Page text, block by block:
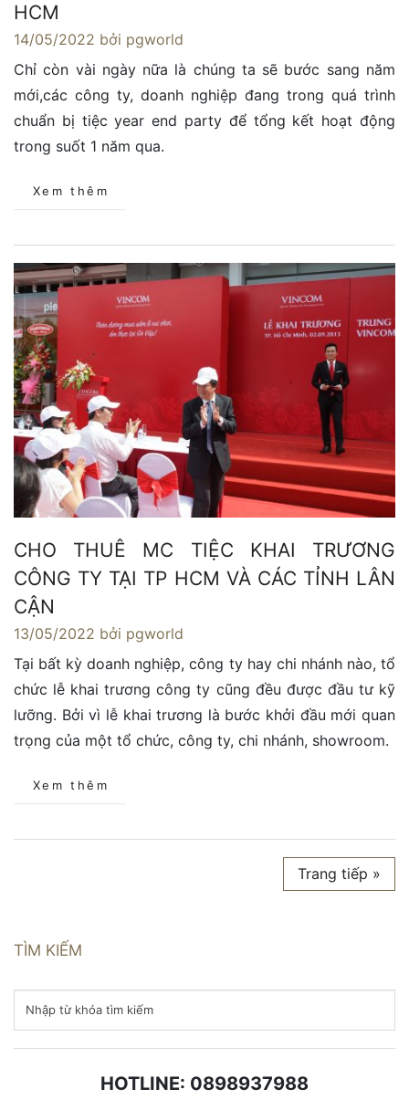
HCM
14/05/2022 bởi pgworld
Chỉ còn vài ngày nữa là chúng ta sẽ bước sang năm
mới,các công ty, doanh nghiệp đang trong quá trình
chuẩn bị tiệc year end party để tổng kết hoạt động
trong suốt 1 năm qua.
Xem thêm
CHO THUÊ MC TIỆC KHAI TRƯƠNG
CÔNG TY TẠI TP HCM VÀ CÁC TỈNH LÂN
CẬN
13/05/2022 bởi pgworld
Tại bất kỳ doanh nghiệp, công ty hay chi nhánh nào, tổ
chức lễ khai trương công ty cũng đều được đầu tư kỹ
lưỡng. Bởi vì lễ khai trương là bước khởi đầu mới quan
trọng của một tổ chức, công ty, chi nhánh, showroom.
Xem thêm
Trang tiếp »
TÌM KIẾM
HOTLINE: 0898937988